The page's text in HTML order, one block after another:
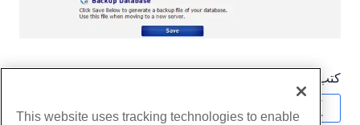
كتب بواسطة
This website uses tracking technologies to enable